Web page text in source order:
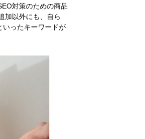
対策のための商品
加以外にも、自ら
いったキーワードが